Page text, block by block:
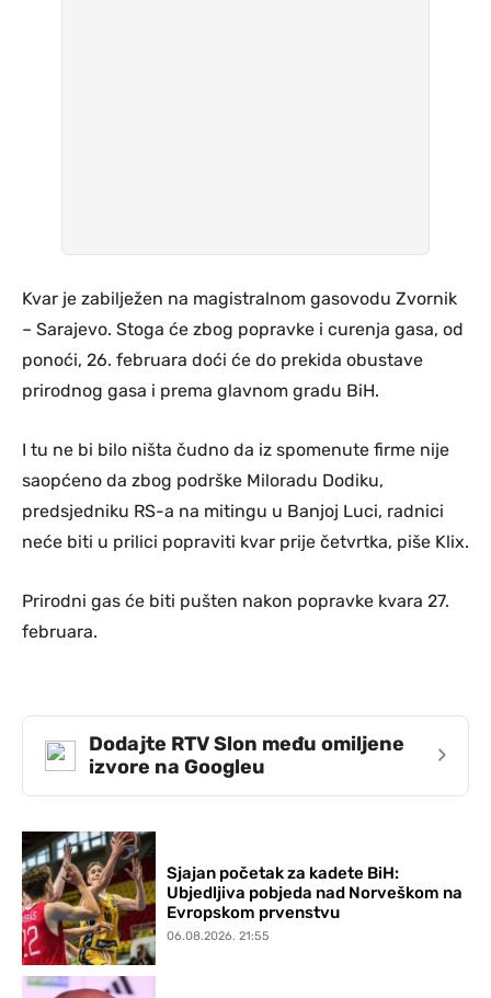
Kvar je zabilježen na magistralnom gasovodu Zvornik
– Sarajevo. Stoga će zbog popravke i curenja gasa, od
ponoći, 26. februara doći će do prekida obustave
prirodnog gasa i prema glavnom gradu BiH.
I tu ne bi bilo ništa čudno da iz spomenute firme nije
saopćeno da zbog podrške Miloradu Dodiku,
predsjedniku RS-a na mitingu u Banjoj Luci, radnici
neće biti u prilici popraviti kvar prije četvrtka, piše Klix.
Prirodni gas će biti pušten nakon popravke kvara 27.
februara.
Dodajte RTV Slon među omiljene
izvore na Googleu
›
Sjajan početak za kadete BiH:
Ubjedljiva pobjeda nad Norveškom na
Evropskom prvenstvu
06.08.2026. 21:55